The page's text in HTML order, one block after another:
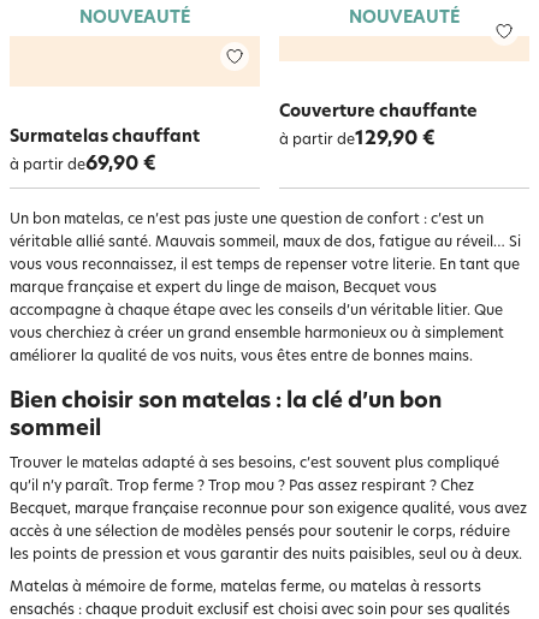
NOUVEAUTÉ
Surmatelas chauffant
à partir de69,90 €
NOUVEAUTÉ
Couverture chauffante
à partir de129,90 €
Un bon matelas, ce n’est pas juste une question de confort : c’est un
véritable allié santé. Mauvais sommeil, maux de dos, fatigue au réveil… Si
vous vous reconnaissez, il est temps de repenser votre literie. En tant que
marque française et expert du linge de maison, Becquet vous
accompagne à chaque étape avec les conseils d’un véritable litier. Que
vous cherchiez à créer un grand ensemble harmonieux ou à simplement
améliorer la qualité de vos nuits, vous êtes entre de bonnes mains.
Bien choisir son matelas : la clé d’un bon
sommeil
Trouver le matelas adapté à ses besoins, c’est souvent plus compliqué
qu’il n’y paraît. Trop ferme ? Trop mou ? Pas assez respirant ? Chez
Becquet, marque française reconnue pour son exigence qualité, vous avez
accès à une sélection de modèles pensés pour soutenir le corps, réduire
les points de pression et vous garantir des nuits paisibles, seul ou à deux.
Matelas à mémoire de forme, matelas ferme, ou matelas à ressorts
ensachés : chaque produit exclusif est choisi avec soin pour ses qualités